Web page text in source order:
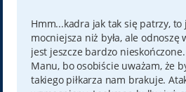
t
Hmm...kadra jak tak się patrzy,
mocniejsza niż była, ale odnoszę
jest jeszcze bardzo
Manu, bo osobiście uważam, że
takiego piłkarza nam brakuje.